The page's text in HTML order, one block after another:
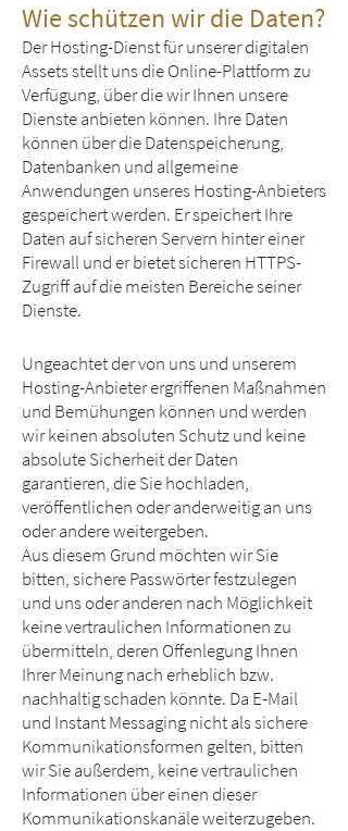
Wie schützen wir die Daten?
Der Hosting-Dienst für unserer digitalen
Assets stellt uns die Online-Plattform zu
Verfügung, über die wir Ihnen unsere
Dienste anbieten können. Ihre Daten
können über die Datenspeicherung,
Datenbanken und allgemeine
Anwendungen unseres Hosting-Anbieters
gespeichert werden. Er speichert Ihre
Daten auf sicheren Servern hinter einer
Firewall und er bietet sicheren HTTPS-
Zugriff auf die meisten Bereiche seiner
Dienste.
Ungeachtet der von uns und unserem
Hosting-Anbieter ergriffenen Maßnahmen
und Bemühungen können und werden
wir keinen absoluten Schutz und keine
absolute Sicherheit der Daten
garantieren, die Sie hochladen,
veröffentlichen oder anderweitig an uns
oder andere weitergeben.
Aus diesem Grund möchten wir Sie
bitten, sichere Passwörter festzulegen
und uns oder anderen nach Möglichkeit
keine vertraulichen Informationen zu
übermitteln, deren Offenlegung Ihnen
Ihrer Meinung nach erheblich bzw.
nachhaltig schaden könnte. Da E-Mail
und Instant Messaging nicht als sichere
Kommunikationsformen gelten, bitten
wir Sie außerdem, keine vertraulichen
Informationen über einen dieser
Kommunikationskanäle weiterzugeben.